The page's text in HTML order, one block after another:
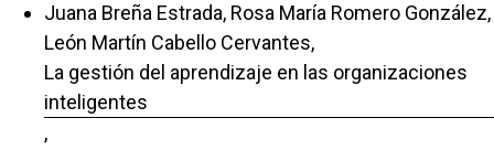
Juana Breña Estrada, Rosa María Romero González,
León Martín Cabello Cervantes,
La gestión del aprendizaje en las organizaciones
inteligentes
,